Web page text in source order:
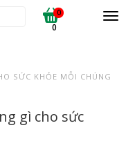
0
0
SỨC KHỎE MỖI CHÚNG
gì cho sức